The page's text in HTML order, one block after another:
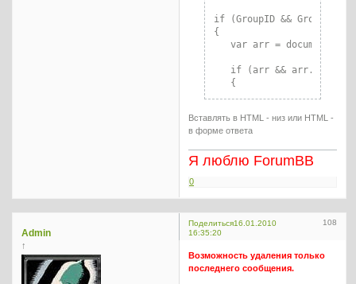
if (GroupID && GroupID
{
var arr =
if (arr && arr.length
   {
      {
arr[i].innerHTML
   }
</script>
Вставлять в HTML - низ или HTML -
в форме ответа
Я люблю ForumBB
0
Поделиться 108
16.01.2010
16:35:20
Admin
↑
Возможность удаления только
последнего сообщения.